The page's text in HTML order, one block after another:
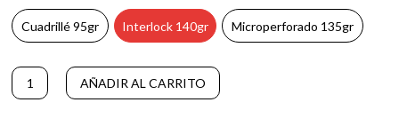
Cuadrillé 95gr Interlock 140gr Microperforado 135gr
PACK
3
AÑADIR AL CARRITO